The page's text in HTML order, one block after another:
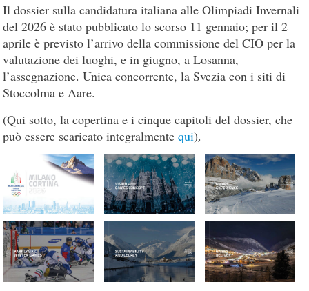
Il dossier sulla candidatura italiana alle Olimpiadi Invernali
del 2026 è stato pubblicato lo scorso 11 gennaio; per il 2
aprile è previsto l’arrivo della commissione del CIO per la
valutazione dei luoghi, e in giugno, a Losanna,
l’assegnazione. Unica concorrente, la Svezia con i siti di
Stoccolma e Aare.
(Qui sotto, la copertina e i cinque capitoli del dossier, che
può essere scaricato integralmentequi).